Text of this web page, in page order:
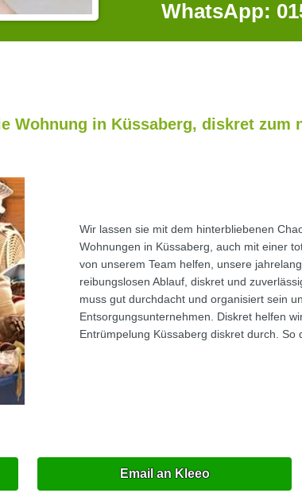
WhatsApp:
Wohnung in Küssaberg, diskret zum
Wir lassen sie mit dem hinterbliebenen
Wohnungen in Küssaberg, auch mit einer
von unserem Team helfen, unsere
reibungslosen Ablauf, diskret und
muss gut durchdacht und organisiert sein
Entsorgungsunternehmen. Diskret helfen
Entrümpelung Küssaberg diskret durch. So
Email an Kleeo